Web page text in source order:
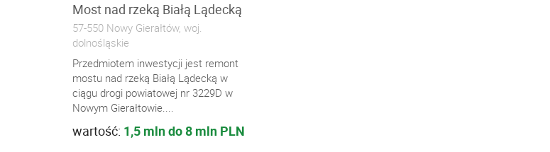
Most nad rzeką Białą Lądecką
57-550 Nowy Gierałtów, woj.
dolnośląskie
Przedmiotem inwestycji jest remont
mostu nad rzeką Białą Lądecką w
ciągu drogi powiatowej nr 3229D w
Nowym Gierałtowie....
wartość: 1,5 mln do 8 mln PLN